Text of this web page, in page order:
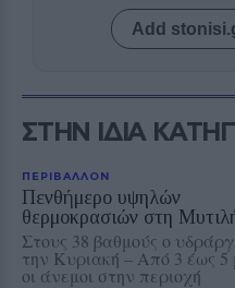
Add
ΣΤΗΝ ΙΔΙΑ
ΠΕΡΙΒΑΛΛΟΝ
Πενθήμερο υψηλών
θερμοκρασιών στη
Στους 38 βαθμούς ο
την Κυριακή – Από 3 έως
οι άνεμοι στην περιοχή